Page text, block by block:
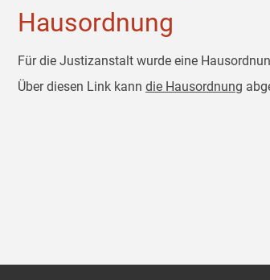
Hausordnung
Für die Justizanstalt wurde eine
Über diesen Link kann die Hausordnung